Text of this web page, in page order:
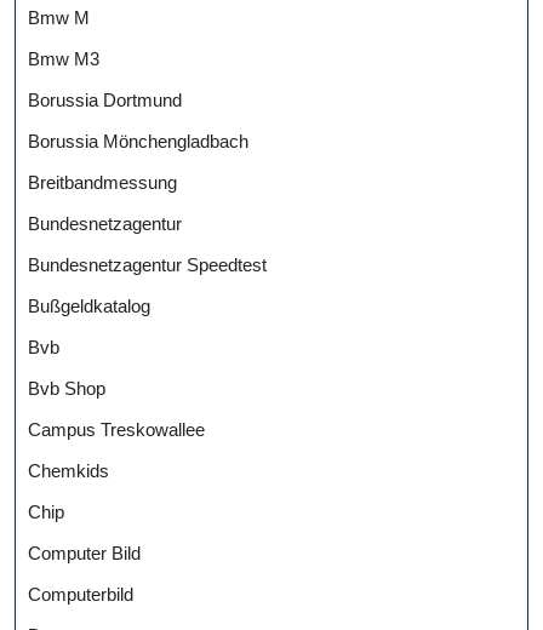
Bmw M
Bmw M3
Borussia Dortmund
Borussia Mönchengladbach
Breitbandmessung
Bundesnetzagentur
Bundesnetzagentur Speedtest
Bußgeldkatalog
Bvb
Bvb Shop
Campus Treskowallee
Chemkids
Chip
Computer Bild
Computerbild